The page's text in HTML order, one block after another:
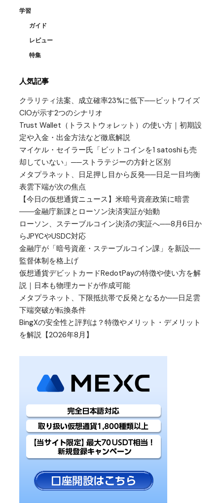
学習
ガイド
レビュー
特集
人気記事
クラリティ法案、成立確率23%に低下──ビットワイズ
CIOが示す2つのシナリオ
Trust Wallet（トラストウォレット）の使い方｜初期設
定や入金・出金方法など徹底解説
マイケル・セイラー氏「ビットコインを1 satoshiも売
却していない」──ストラテジーの方針と区別
メタプラネット、日足押し目から反発──日足一目均衡
表雲下端が次の焦点
【今日の仮想通貨ニュース】米暗号資産政策に暗雲
――金融庁新課とローソン決済実証が始動
ローソン、ステーブルコイン決済の実証へ──8月6日か
らJPYCやUSDC対応
金融庁が「暗号資産・ステーブルコイン課」を新設──
監督体制を格上げ
仮想通貨デビットカードRedotPayの特徴や使い方を解
説｜日本も物理カードが作成可能
メタプラネット、下限抵抗帯で反発となるか──日足雲
下端突破が転換条件
BingXの安全性と評判は？特徴やメリット・デメリット
を解説【2026年8月】